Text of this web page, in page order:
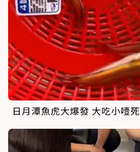
日月潭魚虎大爆發 大吃小噎死